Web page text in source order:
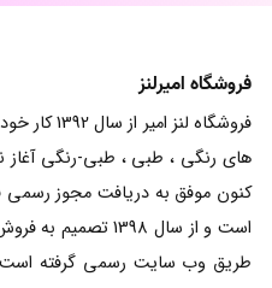
فروشگاه امیرلنز
فروشگاه لنز
های رنگی ، طبی ، طبی-رنگی آغاز
است و از سال 1398
طریق وب سایت رسمی گرفته است و